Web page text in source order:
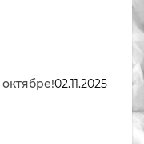
02.11.2025